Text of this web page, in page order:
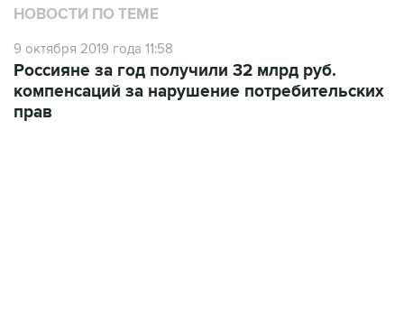
НОВОСТИ ПО ТЕМЕ
9 октября 2019 года 11:58
Россияне за год получили 32 млрд руб.
компенсаций за нарушение потребительских
прав